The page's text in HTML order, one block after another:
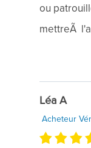
ou
mettreÃ
Léa A
Acheteur